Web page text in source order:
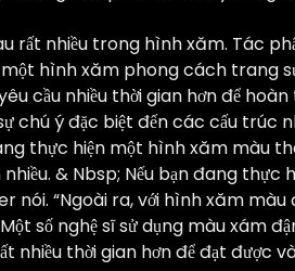
rất nhiều trong hình xăm. Tác
một hình xăm phong cách trang
cầu nhiều thời gian hơn để
chú ý đặc biệt đến các cấu trúc
thực hiện một hình xăm
& Nbsp; Nếu bạn đang
nói. “Ngoài ra, với hình xăm
số nghệ sĩ sử dụng màu xám
nhiều thời gian hơn để đạt được